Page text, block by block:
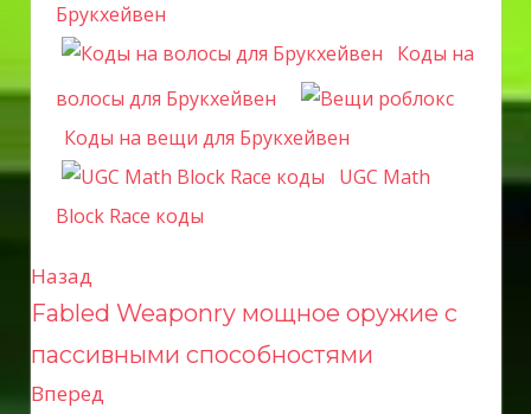
Брукхейвен
Коды на
волосы для Брукхейвен
Коды на вещи для Брукхейвен
UGC Math
Block Race коды
Н
а
в
Назад
Fabled Weaponry мощное оружие с
пассивными способностями
Вперед